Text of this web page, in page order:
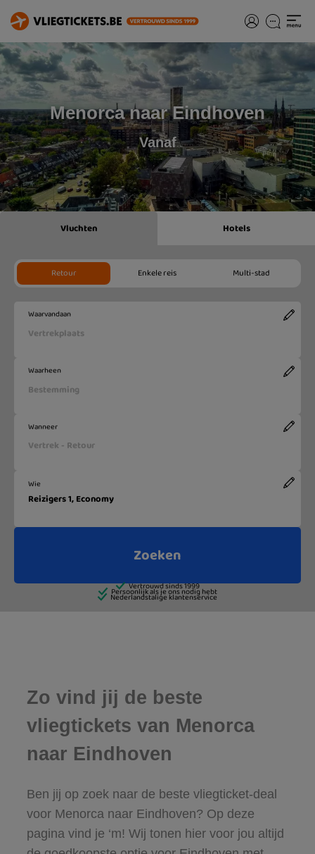
Menorca naar Eindhoven
Vanaf
Zo vind jij de beste
vliegtickets van Menorca
naar Eindhoven
Ben jij op zoek naar de beste vliegticket-deal
voor Menorca naar Eindhoven? Op deze
pagina vind je ‘m! Wij tonen hier voor jou altijd